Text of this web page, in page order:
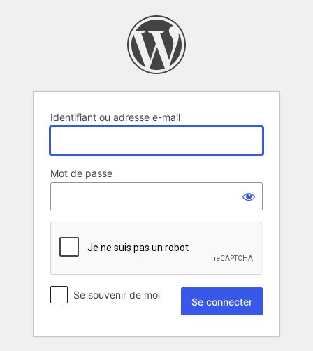
Identifiant ou adresse e-mail
Mot de passe
Se souvenir de moi